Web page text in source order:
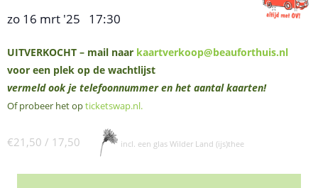
zo 16 mrt '25 17:30
UITVERKOCHT – mail naar kaartverkoop@beauforthuis.nl
voor een plek op de wachtlijst
vermeld ook je telefoonnummer en het aantal kaarten!
Of probeer het opticketswap.nl.
€21,50 / 17,50 incl. een glas Wilder Land (ijs)thee